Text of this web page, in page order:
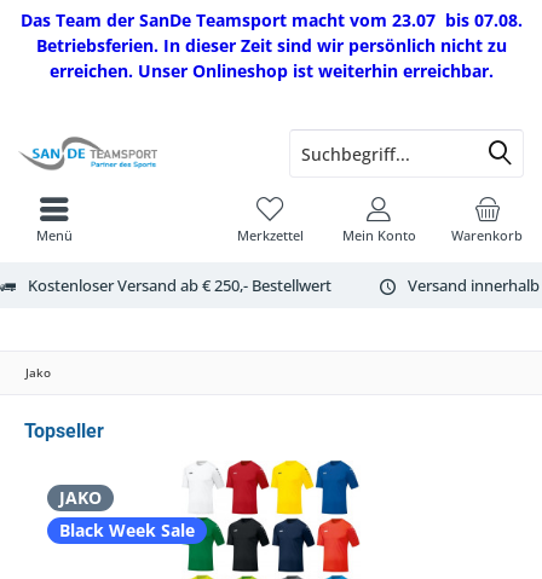
Das Team der SanDe Teamsport macht vom 23.07 bis 07.08.
Betriebsferien. In dieser Zeit sind wir persönlich nicht zu
erreichen. Unser Onlineshop ist weiterhin erreichbar.
Kostenloser Versand ab € 250,- Bestellwert Versand
Warenkorb
Merkzettel Mein Konto
Menü
Jako
Topseller
JAKO
Black Week Sale